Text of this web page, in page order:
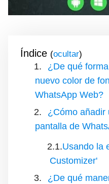
Índice ( )
¿De qué
nuevo color de
WhatsApp Web?
¿Cómo añadir
pantalla de
Usando la
Customizer'
¿De qué